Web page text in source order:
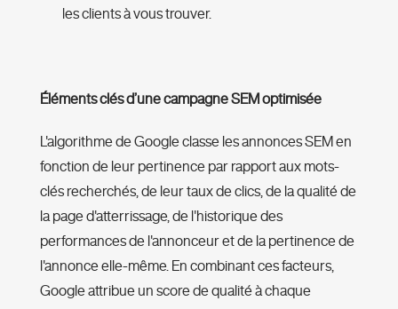
les clients à vous trouver.
Éléments clés d’une campagne SEM optimisée
L'algorithme de Google classe les annonces SEM en
fonction de leur pertinence par rapport aux mots-
clés recherchés, de leur taux de clics, de la qualité de
la page d'atterrissage, de l'historique des
performances de l'annonceur et de la pertinence de
l'annonce elle-même. En combinant ces facteurs,
Google attribue un score de qualité à chaque